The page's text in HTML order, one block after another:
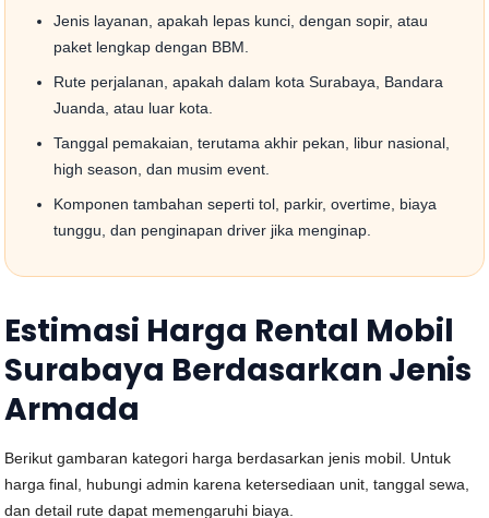
Jenis layanan, apakah lepas kunci, dengan sopir, atau
paket lengkap dengan BBM.
Rute perjalanan, apakah dalam kota Surabaya, Bandara
Juanda, atau luar kota.
Tanggal pemakaian, terutama akhir pekan, libur nasional,
high season, dan musim event.
Komponen tambahan seperti tol, parkir, overtime, biaya
tunggu, dan penginapan driver jika menginap.
Estimasi Harga Rental Mobil
Surabaya Berdasarkan Jenis
Armada
Berikut gambaran kategori harga berdasarkan jenis mobil. Untuk
harga final, hubungi admin karena ketersediaan unit, tanggal sewa,
dan detail rute dapat memengaruhi biaya.